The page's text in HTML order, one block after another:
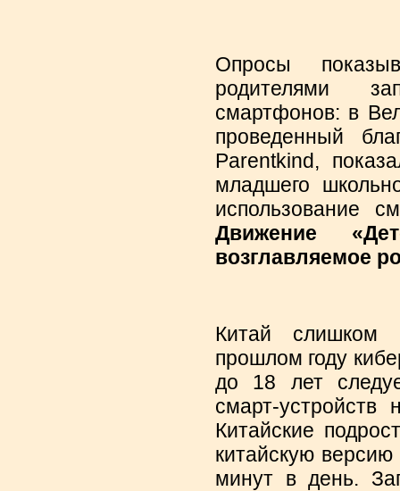
Опросы
родителями
смартфонов: в
проведенный
Parentkind,
младшего
использование
Движение
возглавляемое
Китай слишком
прошлом году
до 18 лет
смарт-
Китайские
китайскую
минут в день.